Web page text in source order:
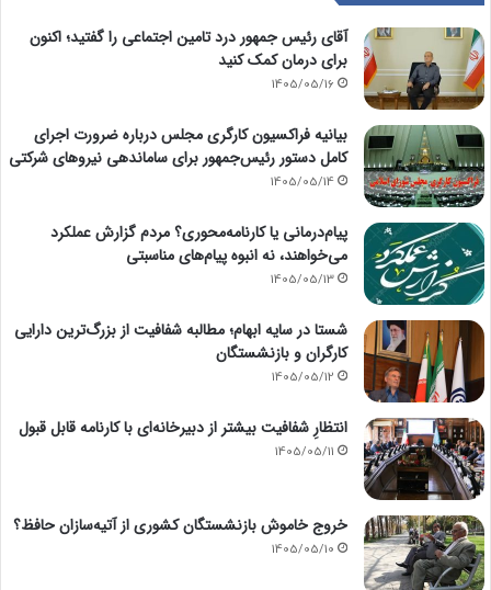
آقای رئیس جمهور درد تامین اجتماعی را گفتید؛ اکنون
برای درمان کمک کنید
1405/05/16
بیانیه فراکسیون کارگری مجلس درباره ضرورت اجرای
کامل دستور رئیس‌جمهور برای ساماندهی نیروهای شرکتی
1405/05/14
پیام‌درمانی یا کارنامه‌محوری؟ مردم گزارش عملکرد
می‌خواهند، نه انبوه پیام‌های مناسبتی
1405/05/13
شستا در سایه ابهام؛ مطالبه شفافیت از بزرگ‌ترین دارایی
کارگران و بازنشستگان
1405/05/12
انتظارِ شفافیت بیشتر از دبیرخانه‌ای با کارنامه قابل قبول
1405/05/11
خروج خاموش بازنشستگان کشوری از آتیه‌سازان حافظ؟
1405/05/10